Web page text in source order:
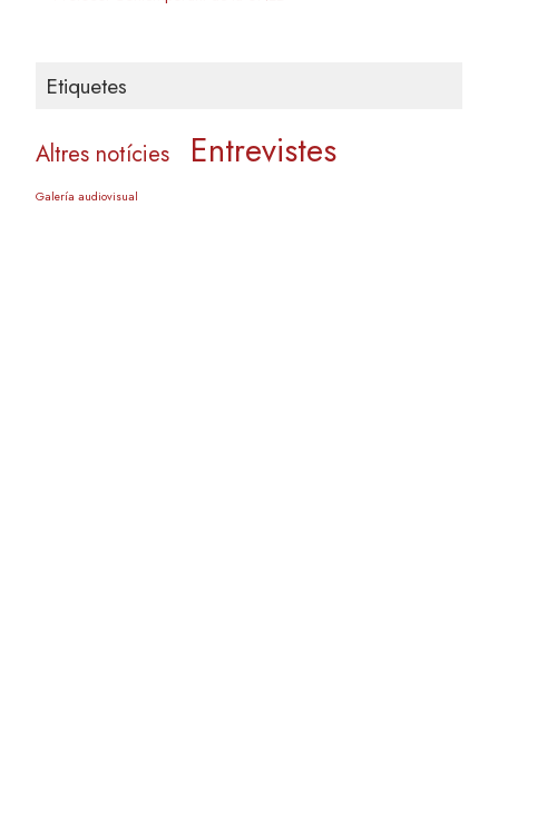
Etiquetes
Altres notícies Entrevistes
Galería audiovisual